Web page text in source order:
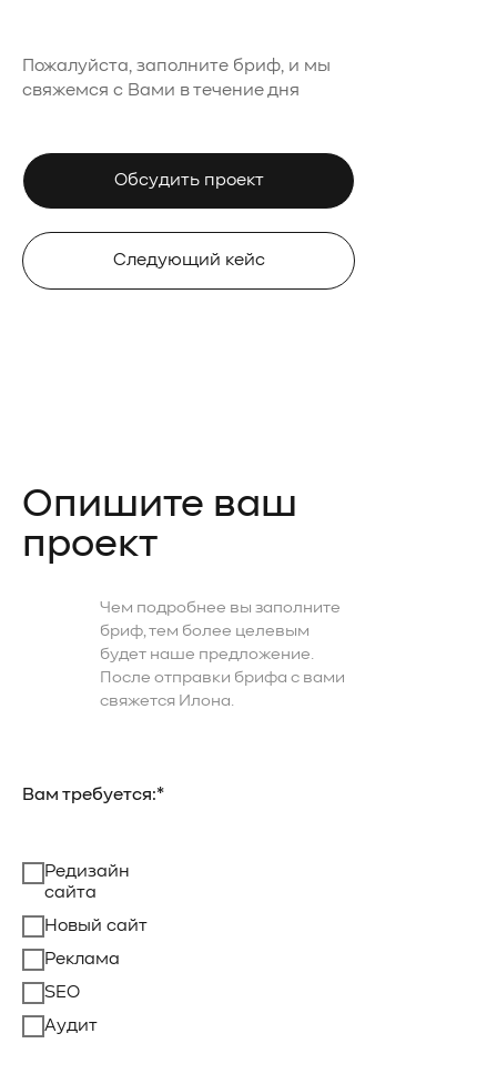
Следующий кейс
Обсудить проект
Пожалуйста, заполните бриф, и мы
свяжемся с Вами в течение дня
Чем подробнее вы заполните
бриф, тем более целевым
будет наше предложение.
После отправки брифа с вами
свяжется Илона.
Опишите ваш
проект
Вам требуется:*
Редизайн
сайта
Новый сайт
Реклама
SEO
Аудит